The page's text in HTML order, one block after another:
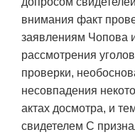
внимания факт
заявлениям Чопова
рассмотрения
проверки,
несовпадения
актах досмотра, и
свидетелем С